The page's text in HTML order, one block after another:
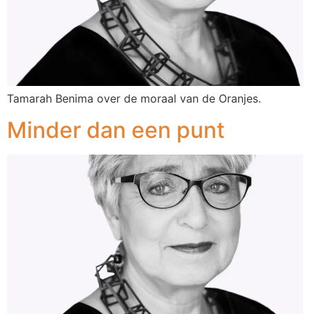
Tamarah Benima over de moraal van de Oranjes.
Minder dan een punt